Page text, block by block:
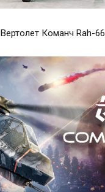
Вертолет Команч Rah-66